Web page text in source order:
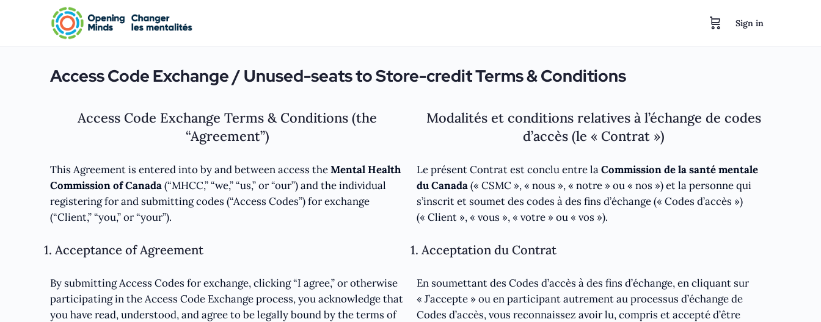
Sign in
Access Code Exchange / Unused-seats to Store-credit Terms & Conditions
Access Code Exchange Terms & Conditions (the
“Agreement”)
This Agreement is entered into by and between access theMental Health
Commission of Canada(“MHCC,” “we,” “us,” or “our”) and the individual
registering for and submitting codes (“Access Codes”) for exchange
(“Client,” “you,” or “your”).
1. Acceptance of Agreement
By submitting Access Codes for exchange, clicking “I agree,” or otherwise
participating in the Access Code Exchange process, you acknowledge that
you have read, understood, and agree to be legally bound by the terms of
Modalités et conditions relatives à l’échange de codes
d’accès (le « Contrat »)
Le présent Contrat est conclu entre laCommission de la santé mentale
du Canada(« CSMC », « nous », « notre » ou « nos ») et la personne qui
s’inscrit et soumet des codes à des fins d’échange (« Codes d’accès »)
(« Client », « vous », « votre » ou « vos »).
1. Acceptation du Contrat
En soumettant des Codes d’accès à des fins d’échange, en cliquant sur
« J’accepte » ou en participant autrement au processus d’échange de
Codes d’accès, vous reconnaissez avoir lu, compris et accepté d’être